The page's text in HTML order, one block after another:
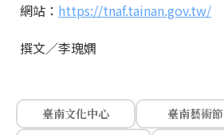
網站： https://tnaf.tainan.gov.tw/
撰文／李瑰嫻
臺南文化中心
臺南藝術節